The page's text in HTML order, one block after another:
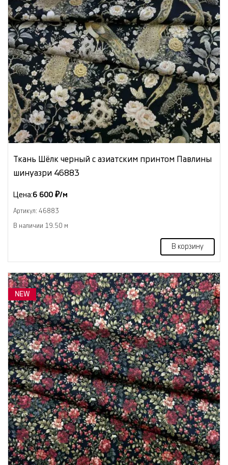
Ткань Шёлк черный с азиатским принтом Павлины
шинуазри 46883
Цена:6 600 ₽/м
Артикул: 46883
В наличии 19.50 м
В корзину
NEW